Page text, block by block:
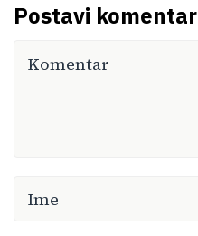
Postavi komentar